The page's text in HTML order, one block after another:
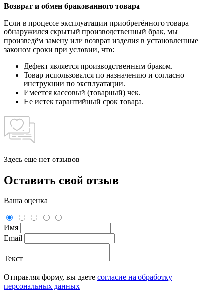
Возврат и обмен бракованного товара
Если в процессе эксплуатации приобретённого товара
обнаружился скрытый производственный брак, мы
произведём замену или возврат изделия в установленные
законом сроки при условии, что:
Дефект является производственным браком.
Товар использовался по назначению и согласно
инструкции по эксплуатации.
Имеется кассовый (товарный) чек.
Не истек гарантийный срок товара.
Здесь еще нет отзывов
Оставить свой отзыв
Ваша оценка
Имя
Email
Текст
Отправляя форму, вы даете согласие на обработку
персональных данных